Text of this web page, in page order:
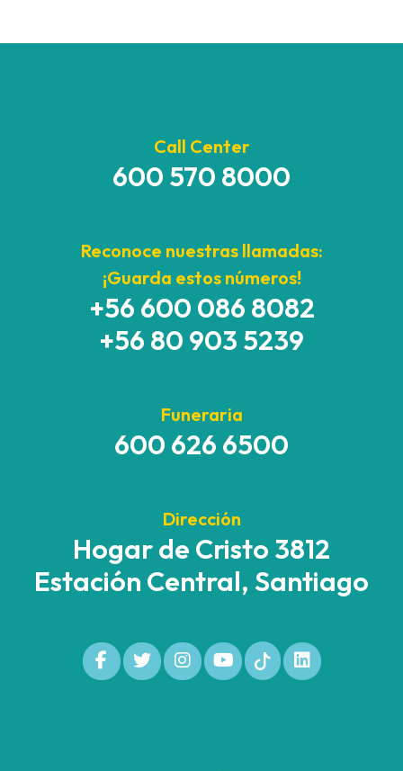
Call Center
600 570 8000
Reconoce nuestras llamadas:
¡Guarda estos números!
+56 600 086 8082
+56 80 903 5239
Funeraria
600 626 6500
Dirección
Hogar de Cristo 3812
Estación Central, Santiago